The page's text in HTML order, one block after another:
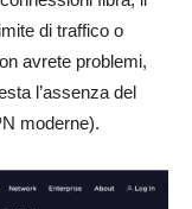
di traffico o
avrete problemi,
l’assenza del
moderne).